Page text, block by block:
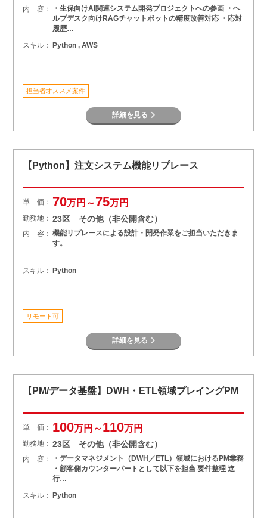
内 容：
・生保向けAI関連システム開発プロジェクトへの参画 ・ヘ
ルプデスク向けRAGチャットボットの精度改善対応 ・応対
履歴…
スキル： Python , AWS
担当者オススメ案件
詳細を見る
【Python】注文システム機能リプレース
単 価： 70万円～75万円
勤務地： 23区 その他（非公開含む）
内 容： 機能リプレースによる設計・開発作業をご担当いただきま
す。
スキル： Python
リモート可
詳細を見る
【PM/データ基盤】DWH・ETL領域プレイングPM
単 価： 100万円～110万円
勤務地： 23区 その他（非公開含む）
内 容：
・データマネジメント（DWH／ETL）領域におけるPM業務
・顧客側カウンターパートとして以下を担当 要件整理 進
行…
スキル： Python